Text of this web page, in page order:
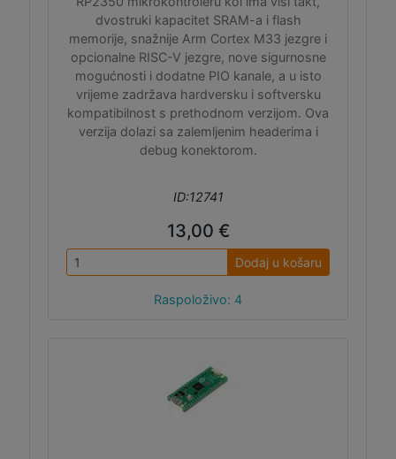
dvostruki kapacitet SRAM-a i flash
memorije, snažnije Arm Cortex M33 jezgre i
opcionalne RISC-V jezgre, nove sigurnosne
mogućnosti i dodatne PIO kanale, a u isto
vrijeme zadržava hardversku i softversku
kompatibilnost s prethodnom verzijom. Ova
verzija dolazi sa zalemljenim headerima i
debug konektorom.
ID:12741
13,00 €
Dodaj u košaru
Raspoloživo: 4